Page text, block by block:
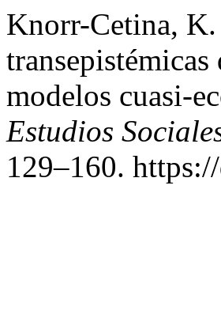
Knorr-Cetina, K.
modelos cuasi-
Estudios
129–160.